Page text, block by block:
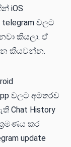
iOS
වලට
කියලා. ඒ
කියවන්න.
වලට අමතරව
Chat History
කර
update